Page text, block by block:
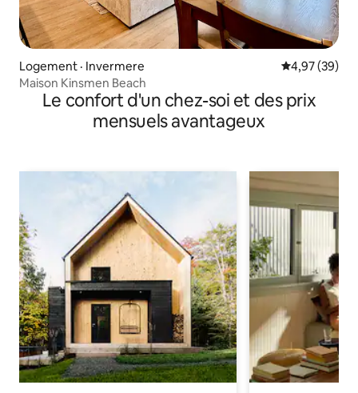
Logement · Invermere Note
4,97 (39)
Maison Kinsmen Beach
Le confort d'un chez-soi et des prix
mensuels avantageux